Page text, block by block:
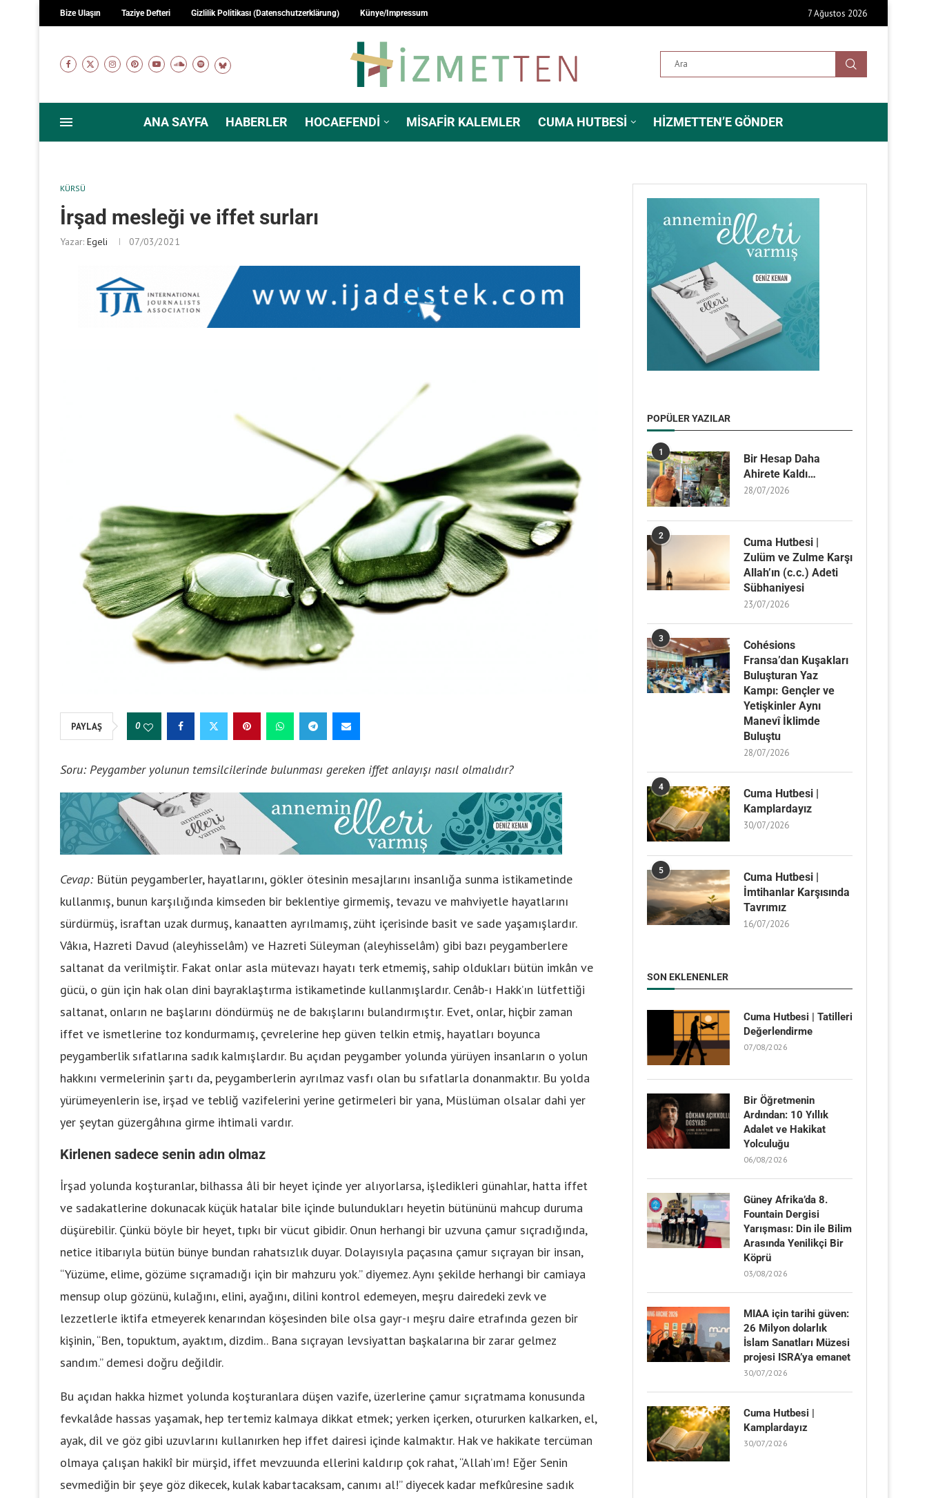
Bize Ulaşın Taziye Defteri Gizlilik Politikası (Datenschutzerklärung) Künye/Impressum 7 Ağustos 2026
ANA SAYFA HABERLER HOCAEFENDI MISAFIR KALEMLER CUMA HUTBESI HIZMETTEN’E GÖNDER
KÜRSÜ
İrşad mesleği ve iffet surları
Yazar: Egeli 07/03/2021
PAYLAŞ 0
Soru: Peygamber yolunun temsilcilerinde bulunması gereken iffet anlayışı nasıl olmalıdır?
Cevap: Bütün peygamberler, hayatlarını, gökler ötesinin mesajlarını insanlığa sunma istikametinde
kullanmış, bunun karşılığında kimseden bir beklentiye girmemiş, tevazu ve mahviyetle hayatlarını
sürdürmüş, israftan uzak durmuş, kanaatten ayrılmamış, züht içerisinde basit ve sade yaşamışlardır.
Vâkıa, Hazreti Davud (aleyhisselâm) ve Hazreti Süleyman (aleyhisselâm) gibi bazı peygamberlere
saltanat da verilmiştir. Fakat onlar asla mütevazı hayatı terk etmemiş, sahip oldukları bütün imkân ve
gücü, o gün için hak olan dini bayraklaştırma istikametinde kullanmışlardır. Cenâb-ı Hakk’ın lütfettiği
saltanat, onların ne başlarını döndürmüş ne de bakışlarını bulandırmıştır. Evet, onlar, hiçbir zaman
iffet ve ismetlerine toz kondurmamış, çevrelerine hep güven telkin etmiş, hayatları boyunca
peygamberlik sıfatlarına sadık kalmışlardır. Bu açıdan peygamber yolunda yürüyen insanların o yolun
hakkını vermelerinin şartı da, peygamberlerin ayrılmaz vasfı olan bu sıfatlarla donanmaktır. Bu yolda
yürümeyenlerin ise, irşad ve tebliğ vazifelerini yerine getirmeleri bir yana, Müslüman olsalar dahi yer
yer şeytan güzergâhına girme ihtimali vardır.
Kirlenen sadece senin adın olmaz
İrşad yolunda koşturanlar, bilhassa âli bir heyet içinde yer alıyorlarsa, işledikleri günahlar, hatta iffet
ve sadakatlerine dokunacak küçük hatalar bile içinde bulundukları heyetin bütününü mahcup duruma
düşürebilir. Çünkü böyle bir heyet, tıpkı bir vücut gibidir. Onun herhangi bir uzvuna çamur sıçradığında,
netice itibarıyla bütün bünye bundan rahatsızlık duyar. Dolayısıyla paçasına çamur sıçrayan bir insan,
“Yüzüme, elime, gözüme sıçramadığı için bir mahzuru yok.” diyemez. Aynı şekilde herhangi bir camiaya
mensup olup gözünü, kulağını, elini, ayağını, dilini kontrol edemeyen, meşru dairedeki zevk ve
lezzetlerle iktifa etmeyerek kenarından köşesinden bile olsa gayr-ı meşru daire etrafında gezen bir
kişinin, “Ben, topuktum, ayaktım, dizdim.. Bana sıçrayan levsiyattan başkalarına bir zarar gelmez
sandım.” demesi doğru değildir.
Bu açıdan hakka hizmet yolunda koşturanlara düşen vazife, üzerlerine çamur sıçratmama konusunda
fevkalâde hassas yaşamak, hep tertemiz kalmaya dikkat etmek; yerken içerken, otururken kalkarken, el,
ayak, dil ve göz gibi uzuvlarını kullanırken hep iffet dairesi içinde kalmaktır. Hak ve hakikate tercüman
olmaya çalışan hakikî bir mürşid, iffet mevzuunda ellerini kaldırıp çok rahat, “Allah’ım! Eğer Senin
sevmediğin bir şeye göz dikecek, kulak kabartacaksam, canımı al!” diyecek kadar mefkûresine sadık
POPÜLER YAZILAR
1
Bir Hesap Daha
Ahirete Kaldı…
28/07/2026
2
Cuma Hutbesi |
Zulüm ve Zulme Karşı
Allah’ın (c.c.) Adeti
Sübhaniyesi
23/07/2026
3
Cohésions
Fransa’dan Kuşakları
Buluşturan Yaz
Kampı: Gençler ve
Yetişkinler Aynı
Manevî İklimde
Buluştu
28/07/2026
4
Cuma Hutbesi |
Kamplardayız
30/07/2026
5
Cuma Hutbesi |
İmtihanlar Karşısında
Tavrımız
16/07/2026
SON EKLENENLER
Cuma Hutbesi | Tatilleri
Değerlendirme
07/08/2026
Bir Öğretmenin
Ardından: 10 Yıllık
Adalet ve Hakikat
Yolculuğu
06/08/2026
Güney Afrika’da 8.
Fountain Dergisi
Yarışması: Din ile Bilim
Arasında Yenilikçi Bir
Köprü
03/08/2026
MIAA için tarihi güven:
26 Milyon dolarlık
İslam Sanatları Müzesi
projesi ISRA’ya emanet
30/07/2026
Cuma Hutbesi |
Kamplardayız
30/07/2026